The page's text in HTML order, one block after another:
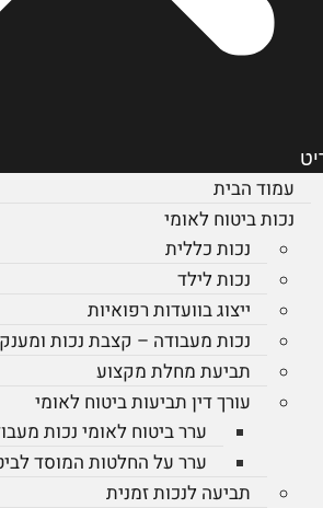
עמוד הבית
נכות ביטוח לאומי
נכות כללית
נכות לילד
ייצוג בוועדות רפואיות
נכות מעבודה – קצבת נכות
תביעת מחלת מקצוע
עורך דין תביעות ביטוח לאומי
ערר ביטוח לאומי נכות
ערר על החלטות המוסד
תביעה לנכות זמנית